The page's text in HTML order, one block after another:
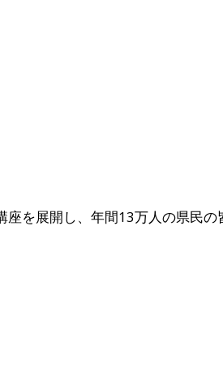
を展開し、年間13万人の県民の